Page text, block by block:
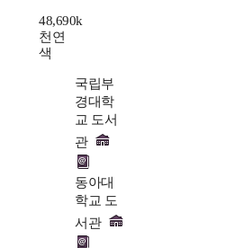
48,690k
천연
색
국립부
경대학
교 도서
관
동아대
학교 도
서관